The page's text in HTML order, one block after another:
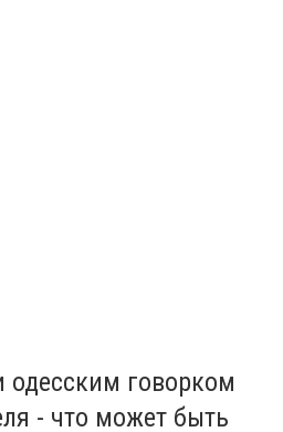
говорком
- что может быть